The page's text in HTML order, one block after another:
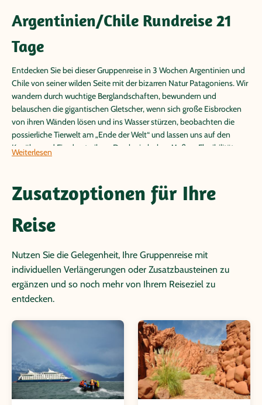
Argentinien/Chile Rundreise 21
Tage
Entdecken Sie bei dieser Gruppenreise in 3 Wochen Argentinien und
Chile von seiner wilden Seite mit der bizarren Natur Patagoniens. Wir
wandern durch wuchtige Berglandschaften, bewundern und
belauschen die gigantischen Gletscher, wenn sich große Eisbrocken
von ihren Wänden lösen und ins Wasser stürzen, beobachten die
possierliche Tierwelt am „Ende der Welt“ und lassen uns auf den
Kanälen und Fjorden treiben. Durch ein hohes Maß an Flexibilität
auf eigene Faust auf dem "W-Trek" erkunden oder Feuerland bei einer
Kreuzfahrt auf der Stella Australis/Ventus Australis erleben. Während
optionale Ausflüge zur Wahl.
Tango-Metropole Buenos Aires verzaubern, um uns daraufhin
Richtung Süden nach El Chaltén zu begeben und die raue Umgebung
dieses Trekking-Mekkas zu erkunden. In El Calafate erwartet uns dann
der überwältigende Perito Moreno Gletscher. Die weißen Riesen
Nationalparks Torres del Paine zu. Hier überqueren wir auch die
Grenze nach Chile. In Punta Arenas angekommen entdecken wir die
Tierwelt und Natur der südlichsten Spitze dieses Kontinents von
Wasser oder von Land aus. Sowohl die Kreuzfahrt mit der Mare
Australis, als auch der Landweg führt uns innerhalb von 4 Tagen nach
Ushuaia, an das Ende der Welt. In Feuerland heißt es dann nach 3
Wochen Argentinien und Chile leider Abschied nehmen vom wilden
Weiterlesen
Zusatzoptionen für Ihre
Reise
Nutzen Sie die Gelegenheit, Ihre Gruppenreise mit
individuellen Verlängerungen oder Zusatzbausteinen zu
ergänzen und so noch mehr von Ihrem Reiseziel zu
entdecken.